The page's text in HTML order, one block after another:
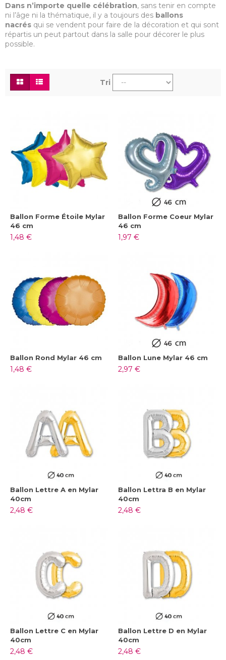
Dans n’importe quelle célébration, sans tenir en compte
ni l’âge ni la thématique, il y a toujours des ballons
nacrés qui se vendent pour faire de la décoration et qui sont
répartis un peut partout dans la salle pour décorer le plus
possible.
Tri
Ballon Forme Étoile Mylar
46 cm
1,48 €
Ballon Forme Coeur Mylar
46 cm
1,97 €
Ballon Rond Mylar 46 cm
1,48 €
Ballon Lune Mylar 46 cm
2,97 €
Ballon Lettre A en Mylar
40cm
2,48 €
Ballon Lettra B en Mylar
40cm
2,48 €
Ballon Lettre C en Mylar
40cm
2,48 €
Ballon Lettre D en Mylar
40cm
2,48 €